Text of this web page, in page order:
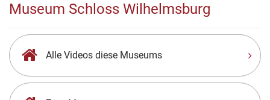
Museum Schloss Wilhelmsburg
Alle Videos diese Museums